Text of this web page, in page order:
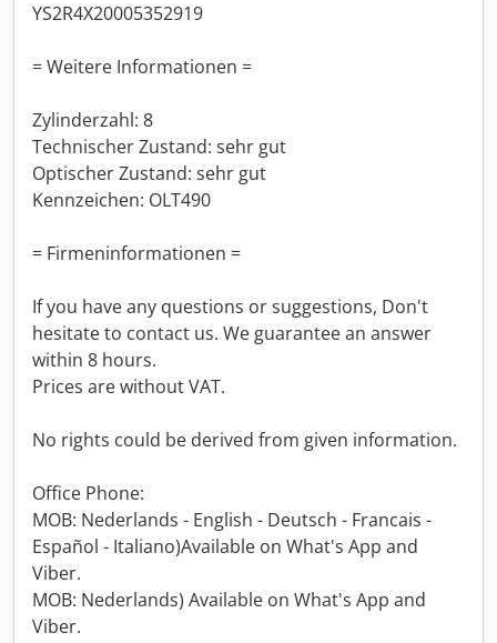
YS2R4X20005352919
= Weitere Informationen =
Zylinderzahl: 8
Technischer Zustand: sehr gut
Optischer Zustand: sehr gut
Kennzeichen: OLT490
= Firmeninformationen =
If you have any questions or suggestions, Don't
hesitate to contact us. We guarantee an answer
within 8 hours.
Prices are without VAT.
No rights could be derived from given information.
Office Phone:
MOB: Nederlands - English - Deutsch - Francais -
Español - Italiano)Available on What's App and
Viber.
MOB: Nederlands) Available on What's App and
Viber.